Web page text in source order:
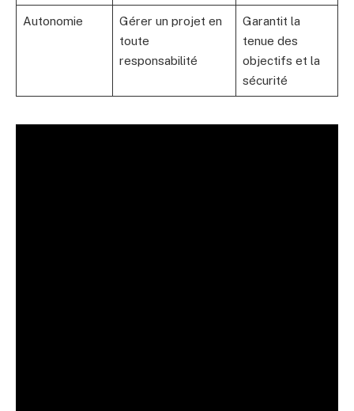
Autonomie
Gérer un projet en
toute
responsabilité
Garantit la
tenue des
objectifs et la
sécurité